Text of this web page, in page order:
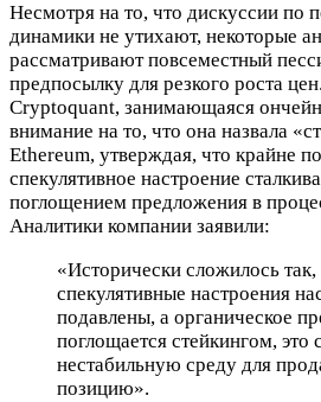
Несмотря на то, что дискуссии по
динамики не утихают, некоторые
рассматривают повсеместный
предпосылку для резкого роста
Cryptoquant, занимающаяся
внимание на то, что она назвала
Ethereum, утверждая, что крайне
спекулятивное настроение
поглощением предложения в
Аналитики компании заявили:
«Исторически сложилось так,
спекулятивные настроения
подавлены, а органическое
поглощается стейкингом, это
нестабильную среду для
позицию».